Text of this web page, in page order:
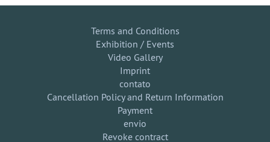
Terms and Conditions
Exhibition / Events
Video Gallery
Imprint
contato
Cancellation Policy and Return Information
Payment
envio
Revoke contract